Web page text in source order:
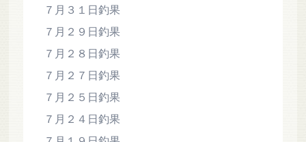
７月３１日釣果
７月２９日釣果
７月２８日釣果
７月２７日釣果
７月２５日釣果
７月２４日釣果